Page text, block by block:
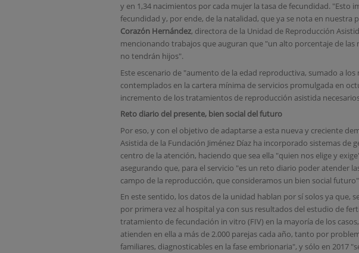
y en 1,34 nacimientos por cada mujer la tasa de fecundidad. "Esto
fecundidad y, por ende, de la natalidad, que ya se nota en nuestra
Corazón Hernández, directora de la Unidad de Reproducción
mencionando trabajos que auguran que "un alto porcentaje de las
no tendrán hijos".
Este escenario de "aumento de la edad reproductiva, sumado a
contemplados en la cartera mínima de servicios promulgada en
incremento de los tratamientos de reproducción asistida
Reto diario del presente, bien social del futuro
Por eso, y con el objetivo de adaptarse a esta nueva y creciente
Asistida de la Fundación Jiménez Díaz ha incorporado sistemas de
centro de la atención, haciendo que sea ella "quien nos elige y
asegurando que, para el servicio "es un reto diario poder atender
campo de la reproducción, que consideramos un bien social
En este sentido, los datos de la unidad hablan por sí solos ya que,
por primera vez al hospital ya con sus resultados del estudio de
tratamiento de fecundación in vitro (FIV) en la mayoría de los
atienden en ella a más de 2.000 parejas cada año, tanto por
familiares, diagnosticables en la fase embrionaria", y sólo en 2017